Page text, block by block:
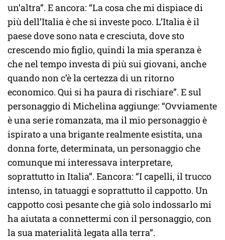
un’altra”. E ancora: “La cosa che mi dispiace di
più dell’Italia è che si investe poco. L’Italia è il
paese dove sono nata e cresciuta, dove sto
crescendo mio figlio, quindi la mia speranza è
che nel tempo investa di più sui giovani, anche
quando non c’è la certezza di un ritorno
economico. Qui si ha paura di rischiare”. E sul
personaggio di Michelina aggiunge: “Ovviamente
è una serie romanzata, ma il mio personaggio è
ispirato a una brigante realmente esistita, una
donna forte, determinata, un personaggio che
comunque mi interessava interpretare,
soprattutto in Italia”. Eancora: “I capelli, il trucco
intenso, in tatuaggi e soprattutto il cappotto. Un
cappotto così pesante che già solo indossarlo mi
ha aiutata a connettermi con il personaggio, con
la sua materialità legata alla terra”.